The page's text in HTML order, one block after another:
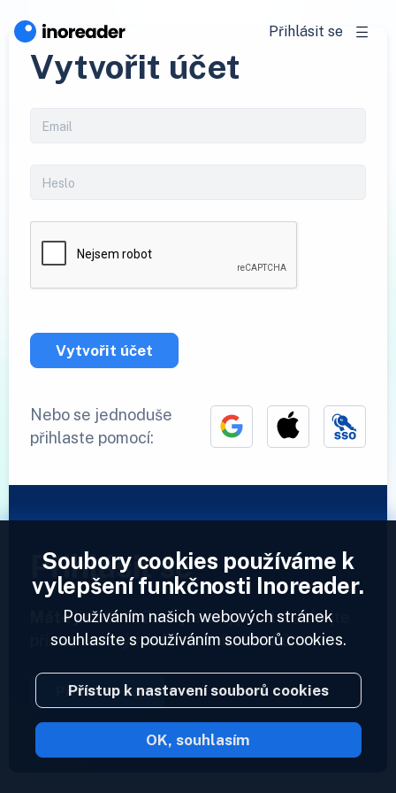
Přihlásit se
Vytvořit účet
Vytvořit účet
Nebo se jednoduše
přihlaste pomocí:
Přihlásit se
Máte již účet?Zadejte svůj profil a získejte
přístup ke svým informačním kanálům.
Přihlásit se
2023 © Inoreader
Soubory cookies používáme k
vylepšení funkčnosti Inoreader.
Používáním našich webových stránek
souhlasíte s používáním souborů cookies.
Přístup k nastavení souborů cookies
OK, souhlasím